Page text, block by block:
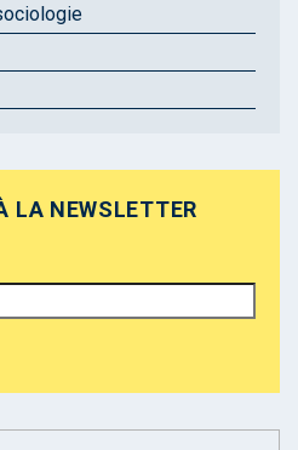
LA NEWSLETTER